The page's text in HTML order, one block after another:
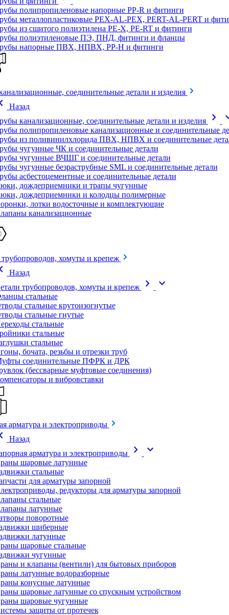
полипропиленовые напорные PP-R и фитинги
металлопластиковые PEX-AL-PEX, PERT-AL-PERT и
из сшитого полиэтилена PE-X, PE-RT и фитинги
полиэтиленовые ПЭ, ПНД, фитинги и фланцы
напорные ПВХ, НПВХ, PP-H и фитинги
соединительные детали и изделия
Назад
канализационные, соединительные детали и изделия
chevron_right
полипропиленовые канализационные и соединительные
из поливинилхлорида ПВХ, НПВХ и соединительные
чугунные ЧК и соединительные детали
чугунные ВЧШГ и соединительные детали
чугунные безраструбные SML и соединительные детали
асбестоцементные и соединительные детали
дождеприемники и трапы чугунные
дождеприемники и колодцы полимерные
лотки водосточные и комплектующие
канализационные
трубопроводов, хомуты и крепеж
Назад
трубопроводов, хомуты и крепеж
chevron_right expand_more
стальные
стальные крутоизогнутые
стальные гнутые
стальные
стальные
стальные
бочата, резьбы и отрезки труб
соединительные ПФРК и ДРК
(бессварные муфтовые соединения)
и вибровставки
арматура и электроприводы
Назад
арматура и электроприводы
chevron_right expand_more
шаровые латунные
стальные
для арматуры запорной
редукторы для арматуры запорной
стальные
латунные
поворотные
шиберные
латунные
шаровые стальные
чугунные
и клапаны (вентили) для бытовых приборов
латунные водоразборные
конусные латунные
шаровые латунные со спускным устройством
шаровые чугунные
защиты от протечек